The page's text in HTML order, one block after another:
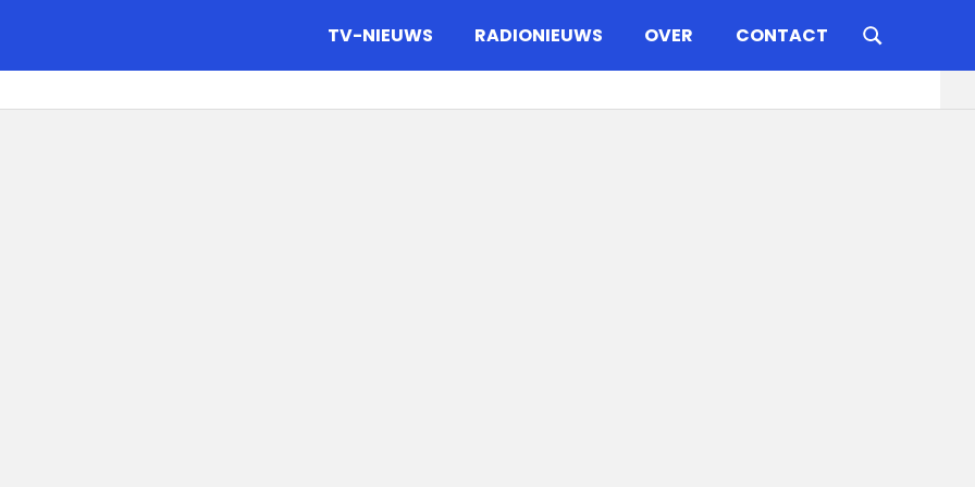
TV-NIEUWS RADIONIEUWS OVER CONTACT